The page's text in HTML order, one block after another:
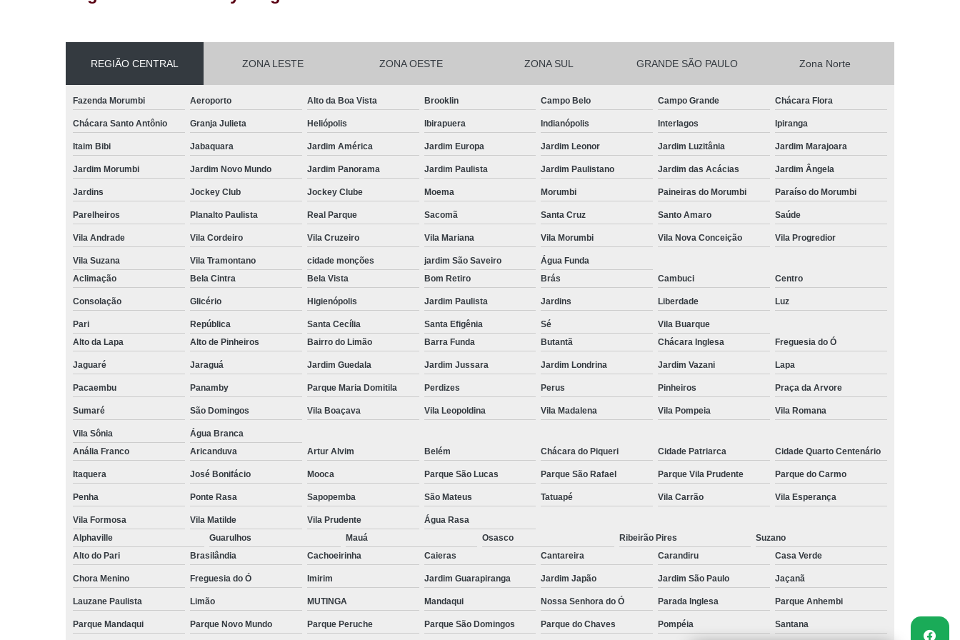
Salgadinhos de Forno para Festa São João Climaco
Salgadinhos Festa Infantil Sacomã
Salgadinhos para Aniversário Infantil Sacomã
Salgadinhos para Festa de Aniversario Pq Bristol
Salgadinhos para Festa Perto de Mim Vila Liviero
Salgadinhos para Festa São João Climaco
Salgadinhos Veganos para Festas São Caetano
Salgadinhos Vegetarianos para Festa Heliópolis
Kit Salgado para Festa
Salgado para Festa Assado
Salgado para Festa Congelado
Salgado para Festa de Aniversário Infantil
Salgado para Festa de Casamento
Salgado para Festa de Criança
Salgado para Festa em Buffet
Salgado para Festa Encomenda
Salgado para Festa Frito
Salgado para Festa para 30 Pessoas
REGIÃO CENTRAL ZONA LESTE ZONA OESTE ZONA SUL GRANDE SÃO PAULO Zona Norte
Fazenda Morumbi Aeroporto Alto da Boa Vista Brooklin Campo Belo Campo Grande Chácara Flora
Chácara Santo Antônio Granja Julieta Heliópolis Ibirapuera Indianópolis Interlagos Ipiranga
Itaim Bibi Jabaquara Jardim América Jardim Europa Jardim Leonor Jardim Luzitânia Jardim Marajoara
Jardim Morumbi Jardim Novo Mundo Jardim Panorama Jardim Paulista Jardim Paulistano Jardim das Acácias Jardim Ângela
Jardins Jockey Club Jockey Clube Moema Morumbi Paineiras do Morumbi Paraíso do Morumbi
Parelheiros Planalto Paulista Real Parque Sacomã Santa Cruz Santo Amaro Saúde
Vila Andrade Vila Cordeiro Vila Cruzeiro Vila Mariana Vila Morumbi Vila Nova Conceição Vila Progredior
Vila Suzana Vila Tramontano cidade monções jardim São Saveiro
Água Funda
Aclimação
Bela Cintra Bela Vista Bom Retiro Brás Cambuci Centro
Consolação Glicério Higienópolis Jardim Paulista Jardins Liberdade Luz
Pari República Santa Cecília Santa Efigênia Sé
Vila Buarque
Alto da Lapa
Alto de Pinheiros Bairro do Limão Barra Funda Butantã Chácara Inglesa Freguesia do Ó
Jaguaré Jaraguá Jardim Guedala Jardim Jussara Jardim Londrina Jardim Vazani Lapa
Pacaembu Panamby Parque Maria Domitila Perdizes Perus Pinheiros Praça da Arvore
Sumaré São Domingos Vila Boaçava Vila Leopoldina Vila Madalena Vila Pompeia Vila Romana
Vila Sônia
Água Branca
Anália Franco
Aricanduva Artur Alvim Belém Chácara do Piqueri Cidade Patriarca Cidade Quarto Centenário
Itaquera José Bonifácio Mooca Parque São Lucas Parque São Rafael Parque Vila Prudente Parque do Carmo
Penha Ponte Rasa Sapopemba São Mateus Tatuapé Vila Carrão Vila Esperança
Vila Formosa Vila Matilde Vila Prudente
Água Rasa
Alphaville
Guarulhos Mauá Osasco Ribeirão Pires
Suzano
Alto do Pari
Brasilândia Cachoeirinha Caieras Cantareira Carandiru Casa Verde
Chora Menino Freguesia do Ó Imirim Jardim Guarapiranga Jardim Japão Jardim São Paulo Jaçanã
Lauzane Paulista Limão MUTINGA Mandaqui Nossa Senhora do Ó Parada Inglesa Parque Anhembi
Parque Mandaqui Parque Novo Mundo Parque Peruche Parque São Domingos Parque do Chaves Pompéia Santana